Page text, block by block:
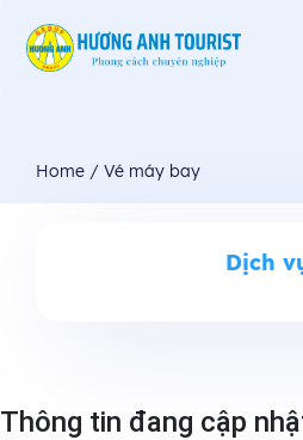
Home / Vé máy bay
Dịch
Thông tin đang cập